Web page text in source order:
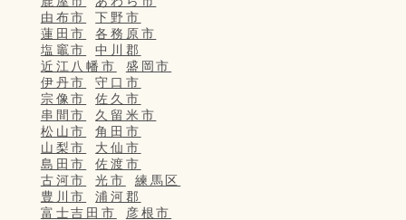
由布市
下野市
蓮田市
各務原市
塩竈市
中川郡
近江八幡市
盛岡市
伊丹市
守口市
宗像市
佐久市
串間市
久留米市
松山市
角田市
山梨市
大仙市
島田市
佐渡市
古河市
光市
練馬区
豊川市
浦河郡
富士吉田市
彦根市